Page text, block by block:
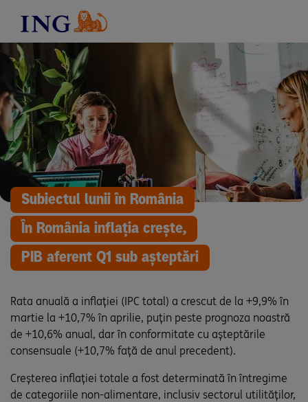
Subiectul lunii în România
În România inflația crește,
PIB aferent Q1 sub așteptări
Rata anuală a inflației (IPC total) a crescut de la +9,9% în
martie la +10,7% în aprilie, puțin peste prognoza noastră
de +10,6% anual, dar în conformitate cu așteptările
consensuale (+10,7% față de anul precedent).
Creșterea inflației totale a fost determinată în întregime
de categoriile non-alimentare, inclusiv sectorul utilităților,